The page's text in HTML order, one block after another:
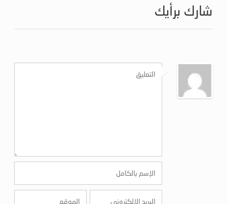
شارك برأيك